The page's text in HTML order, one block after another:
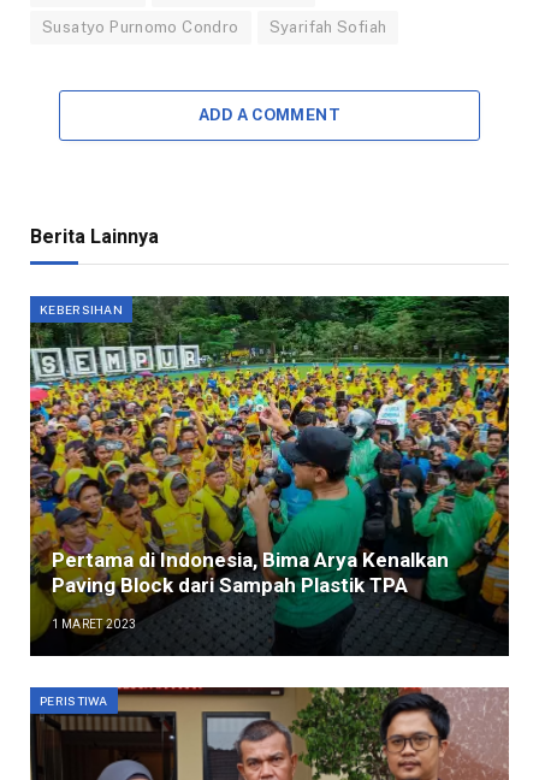
Susatyo Purnomo Condro Syarifah Sofiah
ADD A COMMENT
Berita Lainnya
KEBERSIHAN
Pertama di Indonesia, Bima Arya Kenalkan
Paving Block dari Sampah Plastik TPA
1 MARET 2023
PERISTIWA